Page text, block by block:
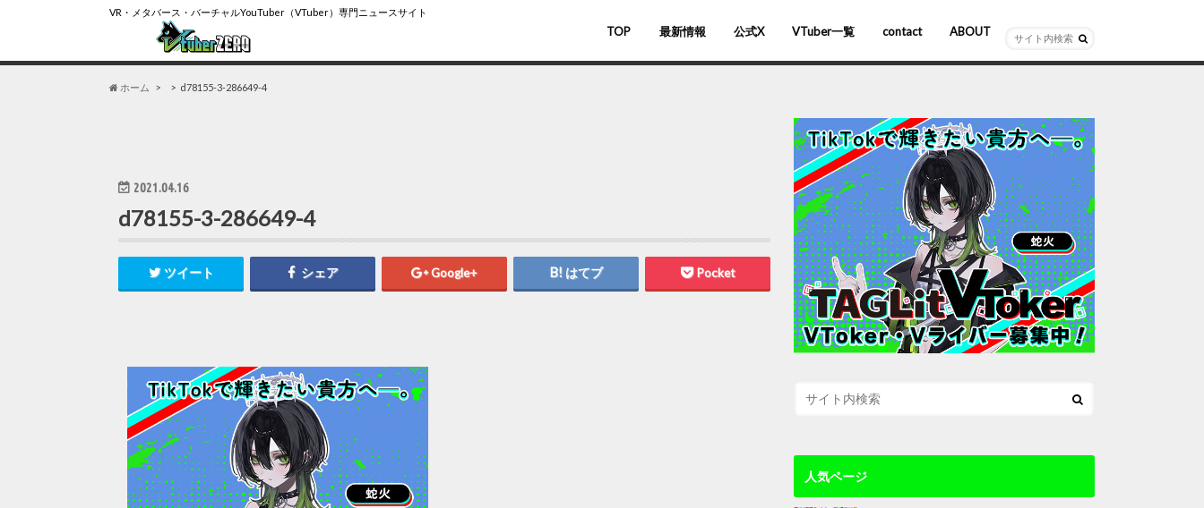
VR・メタバース・バーチャルYouTuber（VTuber）専門ニュースサイト
TOP 最新情報 公式X VTuber一覧
バーチャルYouTuber
VR/AR
ホロライブ
にじさんじ
ななしいんく
ぶいすぽっ！
contact ABOUT
ホーム d78155-3-286649-4
2021.04.16
d78155-3-286649-4
ツイート シェア Google+ はてブ Pocket
人気ページ